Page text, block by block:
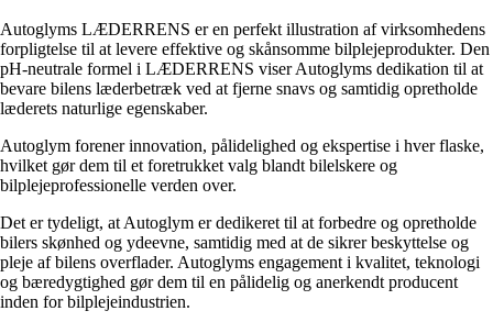
Autoglyms LÆDERRENS er en perfekt illustration af virksomhedens
forpligtelse til at levere effektive og skånsomme bilplejeprodukter. Den
pH-neutrale formel i LÆDERRENS viser Autoglyms dedikation til at
bevare bilens læderbetræk ved at fjerne snavs og samtidig opretholde
læderets naturlige egenskaber.
Autoglym forener innovation, pålidelighed og ekspertise i hver flaske,
hvilket gør dem til et foretrukket valg blandt bilelskere og
bilplejeprofessionelle verden over.
Det er tydeligt, at Autoglym er dedikeret til at forbedre og opretholde
bilers skønhed og ydeevne, samtidig med at de sikrer beskyttelse og
pleje af bilens overflader. Autoglyms engagement i kvalitet, teknologi
og bæredygtighed gør dem til en pålidelig og anerkendt producent
inden for bilplejeindustrien.